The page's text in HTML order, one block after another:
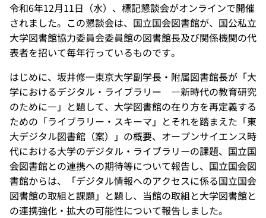
令和6年12月11日（水）、標記懇談会がオンラインで開催
されました。この懇談会は、国立国会図書館が、国公私立
大学図書館協力委員会委員館の図書館長及び関係機関の代
表者を招いて毎年行っているものです。
はじめに、坂井修一東京大学副学長・附属図書館長が「大
学におけるデジタル・ライブラリー ―新時代の教育研究
のために―」と題して、大学図書館の在り方を再定義する
ための「ライブラリー・スキーマ」とそれを踏まえた「東
大デジタル図書館（案）」の概要、オープンサイエンス時
代における大学のデジタル・ライブラリーの課題、国立国
会図書館との連携への期待等について報告し、国立国会図
書館からは、「デジタル情報へのアクセスに係る国立国会
図書館の取組と課題」と題し、当館の取組と大学図書館と
の連携強化・拡大の可能性について報告しました。